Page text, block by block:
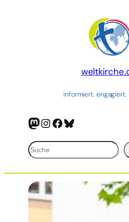
informiert. engagiert.
Mastodon
Instagram
Facebook
Bluesky
Suchen